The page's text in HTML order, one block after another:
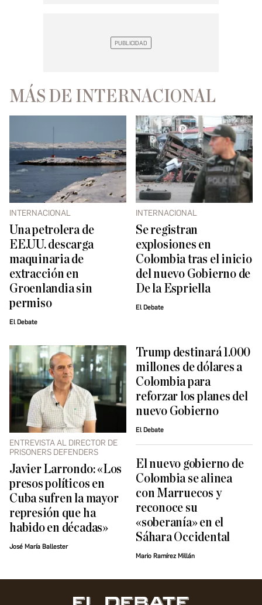
MÁS DE INTERNACIONAL
INTERNACIONAL
Una petrolera de
EE.UU. descarga
maquinaria de
extracción en
Groenlandia sin
permiso
El Debate
INTERNACIONAL
Se registran
explosiones en
Colombia tras el inicio
del nuevo Gobierno de
De la Espriella
El Debate
ENTREVISTA AL DIRECTOR DE
PRISONERS DEFENDERS
Javier Larrondo: «Los
presos políticos en
Cuba sufren la mayor
represión que ha
habido en décadas»
José María Ballester
Trump destinará 1.000
millones de dólares a
Colombia para
reforzar los planes del
nuevo Gobierno
El Debate
El nuevo gobierno de
Colombia se alinea
con Marruecos y
reconoce su
«soberanía» en el
Sáhara Occidental
Mario Ramírez Millán